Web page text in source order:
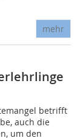
mehr
betrifft
auch die
um den